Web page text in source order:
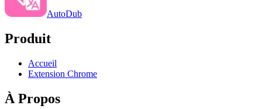
AutoDub
Produit
Accueil
Extension Chrome
À Propos